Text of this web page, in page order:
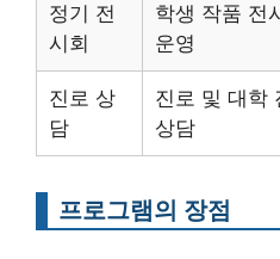
정기 전
시회
학생 작품 전
운영
진로 상
담
진로 및 대학
상담
프로그램의 장점